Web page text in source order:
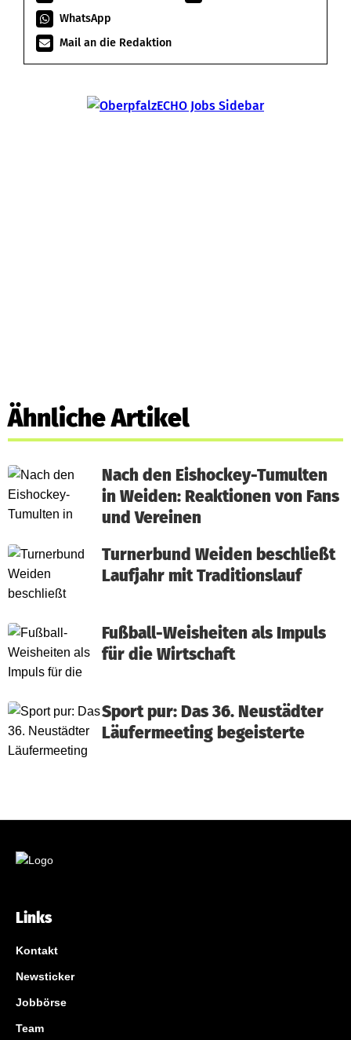
WhatsApp
Mail an die Redaktion
Ähnliche Artikel
Nach den Eishockey-Tumulten
in Weiden: Reaktionen von Fans
und Vereinen
Turnerbund Weiden beschließt
Laufjahr mit Traditionslauf
Fußball-Weisheiten als Impuls
für die Wirtschaft
Sport pur: Das 36. Neustädter
Läufermeeting begeisterte
Links
Kontakt
Newsticker
Jobbörse
Team